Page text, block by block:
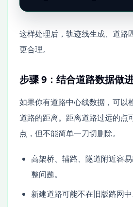
这样处理后，轨迹线生成、道路
更合理。
步骤 9：结合道路数据做
如果你有道路中心线数据，可以
道路的距离。距离道路过远的点
点，但不能简单一刀切删除。
高架桥、辅路、隧道附近容
整问题。
新建道路可能不在旧版路网中